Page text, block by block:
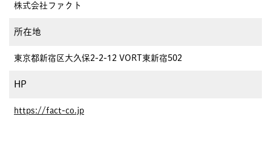
株式会社ファクト
所在地
東京都新宿区大久保2-2-12 VORT東新宿502
HP
https://fact-co.jp